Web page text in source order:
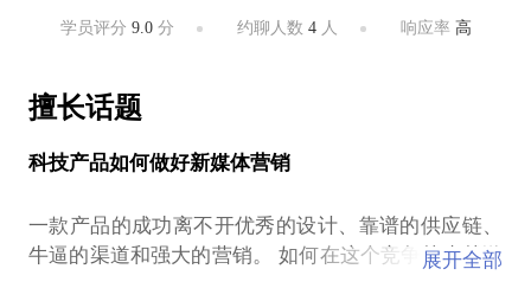
学员评分 9.0分 约聊人数 4人 响应率 高
擅长话题
科技产品如何做好新媒体营销
一款产品的成功离不开优秀的设计、靠谱的供应链、
牛逼的渠道和强大的营销。 如何在这个竞争越来越激
展开全部